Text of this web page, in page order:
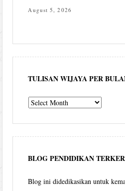
August 5, 2026
TULISAN WIJAYA PER
Tulisan
per
bulan
BLOG PENDIDIKAN
Blog ini didedikasikan untuk